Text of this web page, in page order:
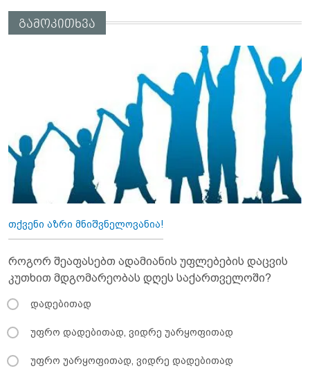
გამოკითხვა
თქვენი აზრი მნიშვნელოვანია!
როგორ შეაფასებთ ადამიანის უფლებების დაცვის
კუთხით მდგომარეობას დღეს საქართველოში?
დადებითად
უფრო დადებითად, ვიდრე უარყოფითად
უფრო უარყოფითად, ვიდრე დადებითად